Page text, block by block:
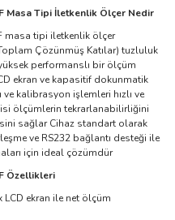
Masa Tipi İletkenlik Ölçer Nedir
masa tipi iletkenlik ölçer
Çözünmüş Katılar) tuzluluk
performanslı bir ölçüm
ekran ve kapasitif dokunmatik
kalibrasyon işlemleri hızlı ve
ölçümlerin tekrarlanabilirliğini
sağlar Cihaz standart olarak
ve RS232 bağlantı desteği ile
için ideal çözümdür
Özellikleri
ekran ile net ölçüm